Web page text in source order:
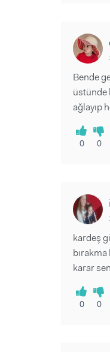
Bende
üstünde
ağlayıp
0 0
kardeş
karar
0 0